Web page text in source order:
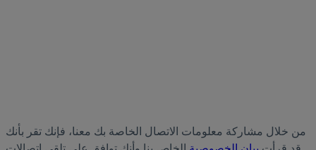
من خلال مشاركة معلومات الاتصال الخاصة بك معنا، فإنك تقر بأنك